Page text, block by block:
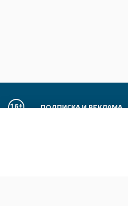
16+ ПОДПИСКА И РЕКЛАМА